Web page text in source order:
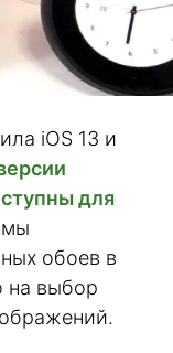
iOS 13 и
для
мы
обоев в
на выбор